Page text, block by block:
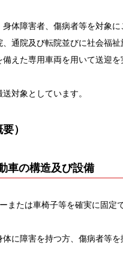
体障害者、傷病者等を対象
、通院及び転院並びに社会福祉
備えた専用車両を用いて送迎
対象としています。
）
車の構造及び設備
または車椅子等を確実に固定
体に障害を持つ方、傷病者等